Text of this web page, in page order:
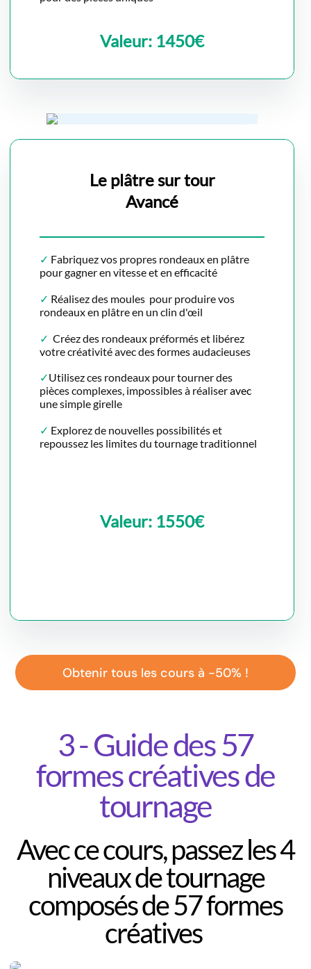
Valeur: 1450€
Le plâtre sur tour
Avancé
✓ Fabriquez vos propres rondeaux en plâtre
pour gagner en vitesse et en efficacité
✓ Réalisez des moules pour produire vos
rondeaux en plâtre en un clin d'œil
✓ Créez des rondeaux préformés et libérez
votre créativité avec des formes audacieuses
✓Utilisez ces rondeaux pour tourner des
pièces complexes, impossibles à réaliseravec
une simple girelle
✓ Explorez de nouvelles possibilités et
repoussez les limites du tournage traditionnel
Valeur: 1550€
Obtenir tous les cours à -50% !
3 - Guide des 57
formes créatives de
tournage
Avec ce cours, passez les 4
niveaux de tournage
composés de 57 formes
créatives